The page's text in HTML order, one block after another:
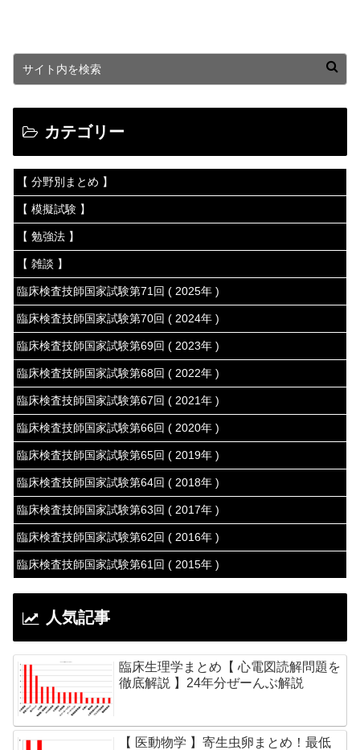
カテゴリー
【 分野別まとめ 】
【 模擬試験 】
【 勉強法 】
【 雑談 】
臨床検査技師国家試験第71回 ( 2025年 )
臨床検査技師国家試験第70回 ( 2024年 )
臨床検査技師国家試験第69回 ( 2023年 )
臨床検査技師国家試験第68回 ( 2022年 )
臨床検査技師国家試験第67回 ( 2021年 )
臨床検査技師国家試験第66回 ( 2020年 )
臨床検査技師国家試験第65回 ( 2019年 )
臨床検査技師国家試験第64回 ( 2018年 )
臨床検査技師国家試験第63回 ( 2017年 )
臨床検査技師国家試験第62回 ( 2016年 )
臨床検査技師国家試験第61回 ( 2015年 )
人気記事
臨床生理学まとめ【 心電図読解問題を
徹底解説 】24年分ぜーんぶ解説
【 医動物学 】寄生虫卵まとめ！最低